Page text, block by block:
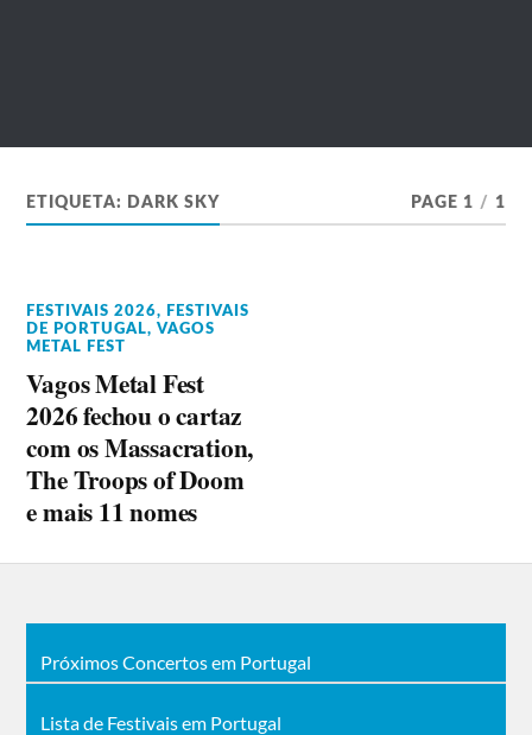
ETIQUETA: DARK SKY PAGE 1 / 1
FESTIVAIS 2026,
FESTIVAIS
DE PORTUGAL,VAGOS
METAL FEST
Vagos Metal Fest
2026 fechou o cartaz
com os Massacration,
The Troops of Doom
e mais 11 nomes
Próximos Concertos em Portugal
Lista de Festivais em Portugal